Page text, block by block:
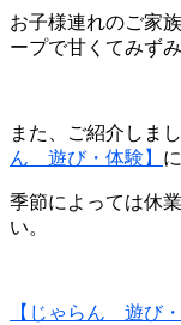
お子様連れのご家
ープで甘くてみず
また、ご紹介しま
ん 遊び・体験】
季節によっては休
い。
【じゃらん 遊び